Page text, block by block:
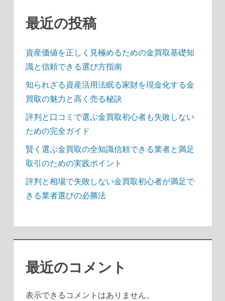
最近の投稿
資産価値を正しく見極めるための金買取基礎知
識と信頼できる選び方指南
知られざる資産活用法眠る家財を現金化する金
買取の魅力と高く売る秘訣
評判と口コミで選ぶ金買取初心者も失敗しない
ための完全ガイド
賢く選ぶ金買取の全知識信頼できる業者と満足
取引のための実践ポイント
評判と相場で失敗しない金買取初心者が満足で
きる業者選びの必勝法
最近のコメント
表示できるコメントはありません。